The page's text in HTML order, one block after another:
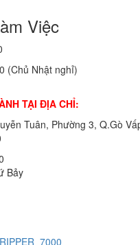
Việc
(Chủ Nhật nghỉ)
TẠI ĐỊA CHỈ:
Tuân, Phường 3, Q.Gò
Bảy